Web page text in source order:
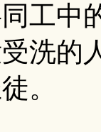
工中
洗的
。